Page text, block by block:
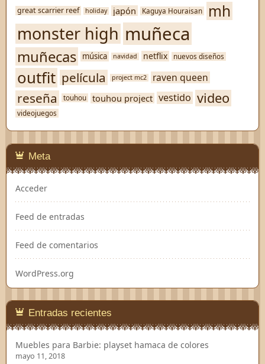
great scarrier reef holiday japón Kaguya Houraisan mh
monster high muñeca
muñecas música navidad netflix nuevos diseños
outfit película project mc2 raven queen
reseña touhou touhou project vestido video
videojuegos
Meta
Acceder
Feed de entradas
Feed de comentarios
WordPress.org
Entradas recientes
Muebles para Barbie: playset hamaca de colores
mayo 11, 2018